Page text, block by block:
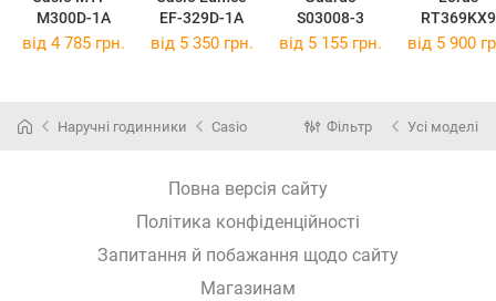
M300D-1A
EF-329D-1A
S03008-3
RT369KX9
від 4 785 грн. від 5 350 грн. від 5 155 грн. від 5 900
Наручні годинники Casio Фільтр Усі моделі
Повна версія сайту
Політика конфіденційності
Запитання й побажання щодо сайту
Магазинам